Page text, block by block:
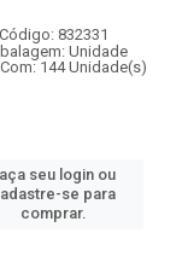
Código: 832331
Unidade
144 Unidade(s)
seu login ou
se para
comprar.